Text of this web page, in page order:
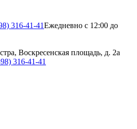
316-41-41Ежедневно с 12:00 до
Воскресенская площадь, д. 2а
316-41-41